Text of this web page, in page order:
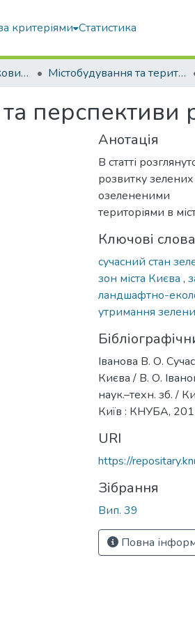
критеріями Статистика
Вибрані статті з наукових збірників КНУБА Містобудування та територіальне планування
перспективи
Анотація
В статті
розвитку
озелененими
територіями в
Ключові слова
сучасний стан
зон міста Києва ,
ландшафтно-
утримання
Іванова В. О.
Києва / В. О.
наук.–техн. зб. /
Київ : КНУБА,
URI
https://
Зібрання
Вип. 39
Повна